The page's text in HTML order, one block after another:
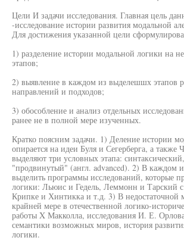
Цели И задачи исследования. Главная цель
-исследование истории развития модальной
Для достижения указанной цели
1) разделение истории модальной логики на
этапов;
2) выявление в каждом из выделешшх этапов
направлений и подходов;
3) обособление и анализ отдельных
ранее не в полной мере изученных.
Кратко поясним задачи. 1) Деление истории
опирается на идеи Буля и Сегерберга, а также
выделяют три условных этапа:
"продвинутый" (англ. advanced). 2) В каждом
выделить программы исследований, которые
логики: Льюис и Гедель, Леммонн и Тарский
Крипке и Хинтикка и т.д. 3) В недостаточной
крайней мере в отечественной логико-
работы X Макколла, исследования И. Е.
семантики возможных миров, история
логики.